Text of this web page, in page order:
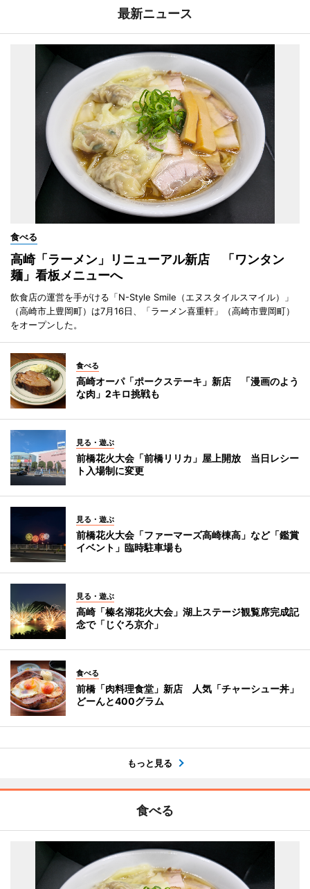
最新ニュース
食べる
高崎「ラーメン」リニューアル新店 「ワンタン
麺」看板メニューへ
飲食店の運営を手がける「N-Style Smile（エヌスタイルスマイル）」
（高崎市上豊岡町）は7月16日、「ラーメン喜重軒」（高崎市豊岡町）
をオープンした。
食べる
高崎オーパ「ポークステーキ」新店 「漫画のよう
な肉」2キロ挑戦も
見る・遊ぶ
前橋花火大会「前橋リリカ」屋上開放 当日レシー
ト入場制に変更
見る・遊ぶ
前橋花火大会「ファーマーズ高崎棟高」など「鑑賞
イベント」臨時駐車場も
見る・遊ぶ
高崎「榛名湖花火大会」湖上ステージ観覧席完成記
念で「じぐろ京介」
食べる
前橋「肉料理食堂」新店 人気「チャーシュー丼」
どーんと400グラム
もっと見る
食べる